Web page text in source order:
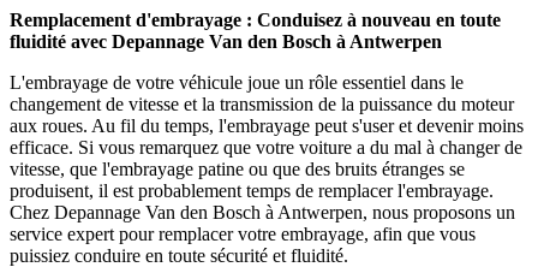
Remplacement d'embrayage : Conduisez à nouveau en toute
fluidité avec Depannage Van den Bosch à Antwerpen
L'embrayage de votre véhicule joue un rôle essentiel dans le
changement de vitesse et la transmission de la puissance du moteur
aux roues. Au fil du temps, l'embrayage peut s'user et devenir moins
efficace. Si vous remarquez que votre voiture a du mal à changer de
vitesse, que l'embrayage patine ou que des bruits étranges se
produisent, il est probablement temps de remplacer l'embrayage.
Chez Depannage Van den Bosch à Antwerpen, nous proposons un
service expert pour remplacer votre embrayage, afin que vous
puissiez conduire en toute sécurité et fluidité.